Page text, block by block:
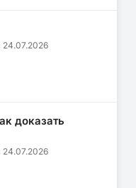
24.07.2026
доказать
24.07.2026